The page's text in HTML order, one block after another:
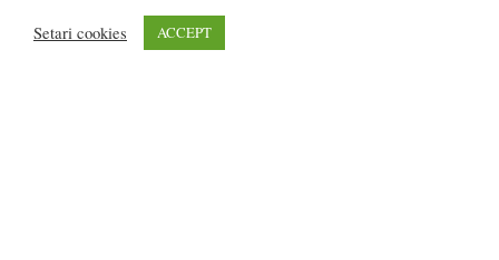
PUBLICITATE:
Setari cookies ACCEPT